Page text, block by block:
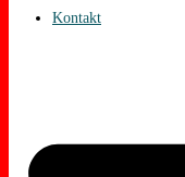
Kontakt